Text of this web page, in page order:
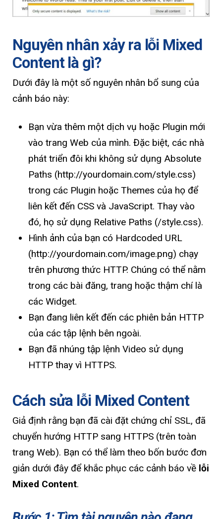
Nguyên nhân xảy ra lỗi Mixed
Content là gì?
Dưới đây là một số nguyên nhân bổ sung của
cảnh báo này:
Bạn vừa thêm một dịch vụ hoặc Plugin mới
vào trang Web của mình. Đặc biệt, các nhà
phát triển đôi khi không sử dụng Absolute
Paths (http://yourdomain.com/style.css)
trong các Plugin hoặc Themes của họ để
liên kết đến CSS và JavaScript. Thay vào
đó, họ sử dụng Relative Paths (/style.css).
Hình ảnh của bạn có Hardcoded URL
(http://yourdomain.com/image.png) chạy
trên phương thức HTTP. Chúng có thể nằm
trong các bài đăng, trang hoặc thậm chí là
các Widget.
Bạn đang liên kết đến các phiên bản HTTP
của các tập lệnh bên ngoài.
Bạn đã nhúng tập lệnh Video sử dụng
HTTP thay vì HTTPS.
Cách sửa lỗi Mixed Content
Giả định rằng bạn đã cài đặt chứng chỉ SSL, đã
chuyển hướng HTTP sang HTTPS (trên toàn
trang Web). Bạn có thể làm theo bốn bước đơn
giản dưới đây để khắc phục các cảnh báo về lỗi
Mixed Content.